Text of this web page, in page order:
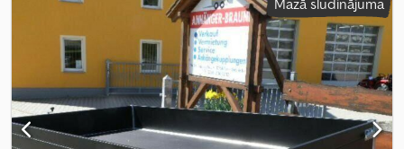
tilpums:5,4 m³ cits, būvniecības augstums:1 740 mm, darba
Mazā sludinājuma